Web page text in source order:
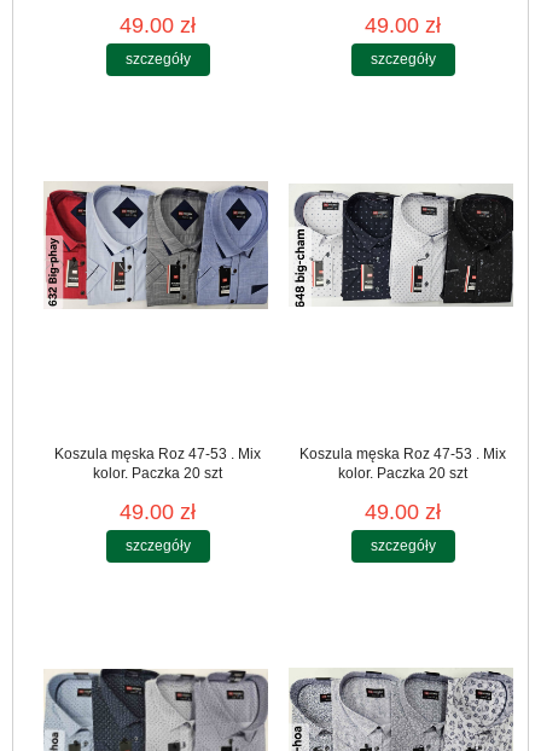
49.00 zł
szczegóły
49.00 zł
szczegóły
Koszula męska Roz 47-53 . Mix
kolor. Paczka 20 szt
49.00 zł
szczegóły
Koszula męska Roz 47-53 . Mix
kolor. Paczka 20 szt
49.00 zł
szczegóły